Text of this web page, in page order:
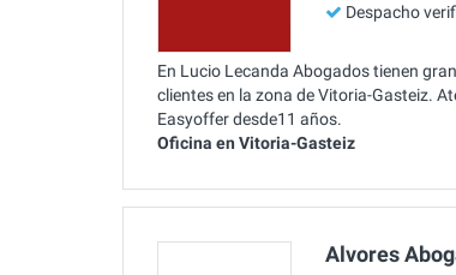
Despacho
En Lucio Lecanda Abogados tienen
clientes en la zona de Vitoria-Gasteiz.
Easyoffer desde11 años.
Oficina en Vitoria-Gasteiz
Alvores